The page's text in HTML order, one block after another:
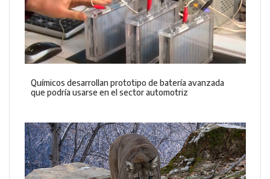
Químicos desarrollan prototipo de batería avanzada
que podría usarse en el sector automotriz